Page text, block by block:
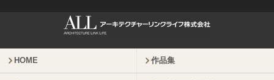
HOME 作品集